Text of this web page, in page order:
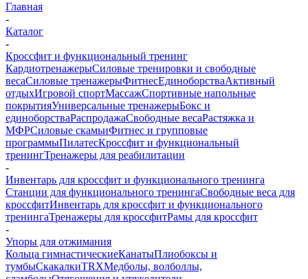
Главная
-
Каталог
-
Кроссфит и функциональный тренинг
КардиотренажерыСиловые тренировки и свободные
весаСиловые тренажерыФитнесЕдиноборстваАктивный
отдыхИгровой спортМассажСпортивные напольные
покрытияУниверсальные тренажерыБокс и
единоборстваРаспродажаСвободные весаРастяжка и
МФРСиловые скамьиФитнес и групповые
программыПилатесКроссфит и функциональный
тренингТренажеры для реабилитации
-
Инвентарь для кроссфит и функционального тренинга
Станции для функционального тренингаСвободные веса для
кроссфитИнвентарь для кроссфит и функционального
тренингаТренажеры для кроссфитРамы для кроссфит
-
Упоры для отжимания
Кольца гимнастическиеКанатыПлиобоксы и
тумбыСкакалкиTRXМедболы, волболлы,